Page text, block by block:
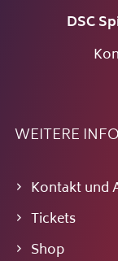
DSC
WEITERE
Kontakt und
Tickets
Shop